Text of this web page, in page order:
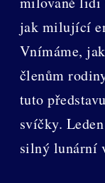
jak milující
Vnímáme,
členům
tuto
svíčky.
silný lunární